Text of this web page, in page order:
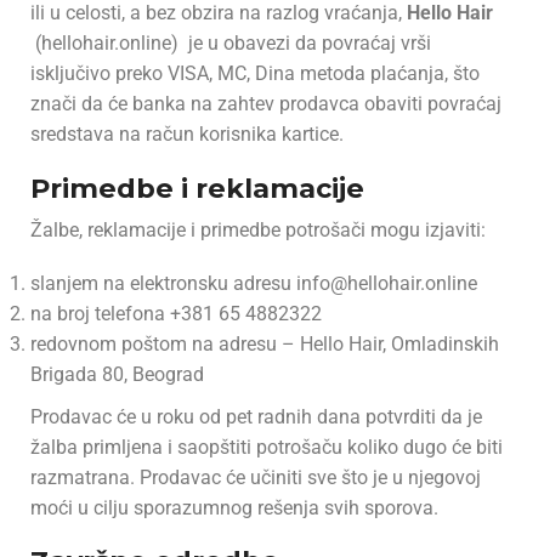
ili u celosti, a bez obzira na razlog vraćanja, Hello Hair
(hellohair.online) je u obavezi da povraćaj vrši
isključivo preko VISA, MC, Dina metoda plaćanja, što
znači da će banka na zahtev prodavca obaviti povraćaj
sredstava na račun korisnika kartice.
Primedbe i reklamacije
Žalbe, reklamacije i primedbe potrošači mogu izjaviti:
slanjem na elektronsku adresu info@hellohair.online
na broj telefona +381 65 4882322
redovnom poštom na adresu – Hello Hair, Omladinskih
Brigada 80, Beograd
Prodavac će u roku od pet radnih dana potvrditi da je
žalba primljena i saopštiti potrošaču koliko dugo će biti
razmatrana. Prodavac će učiniti sve što je u njegovoj
moći u cilju sporazumnog rešenja svih sporova.